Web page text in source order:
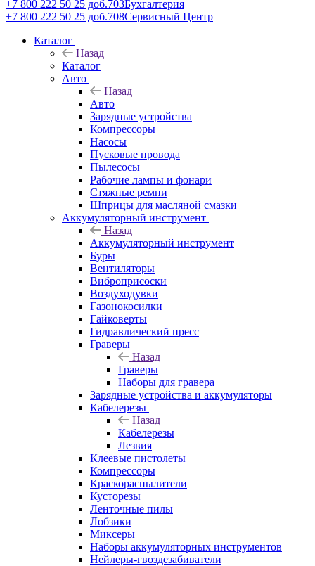
+7 800 222 50 25 доб.703Бухгалтерия
+7 800 222 50 25 доб.708Сервисный Центр
Каталог
Назад
Каталог
Авто
Назад
Авто
Зарядные устройства
Компрессоры
Насосы
Пусковые провода
Пылесосы
Рабочие лампы и фонари
Стяжные ремни
Шприцы для масляной смазки
Аккумуляторный инструмент
Назад
Аккумуляторный инструмент
Буры
Вентиляторы
Виброприсоски
Воздуходувки
Газонокосилки
Гайковерты
Гидравлический пресс
Граверы
Назад
Граверы
Наборы для гравера
Зарядные устройства и аккумуляторы
Кабелерезы
Назад
Кабелерезы
Лезвия
Клеевые пистолеты
Компрессоры
Краскораспылители
Кусторезы
Ленточные пилы
Лобзики
Миксеры
Наборы аккумуляторных инструментов
Нейлеры-гвоздезабиватели